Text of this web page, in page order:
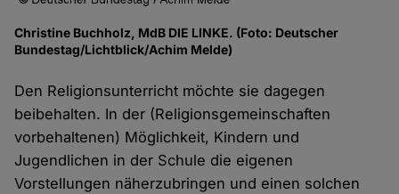
Christine Buchholz, MdB DIE LINKE. (Foto: Deutscher
Bundestag/Lichtblick/Achim Melde)
Den Religionsunterricht möchte sie dagegen
beibehalten. In der (Religionsgemeinschaften
vorbehaltenen) Möglichkeit, Kindern und
Jugendlichen in der Schule die eigenen
Vorstellungen näherzubringen und einen solchen